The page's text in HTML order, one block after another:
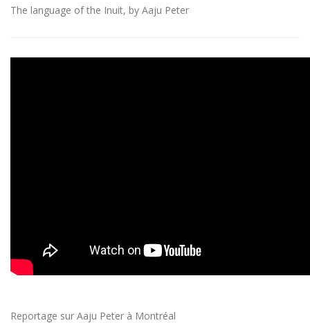
The language of the Inuit, by Aaju Peter
Reportage sur Aaju Peter à Montréal